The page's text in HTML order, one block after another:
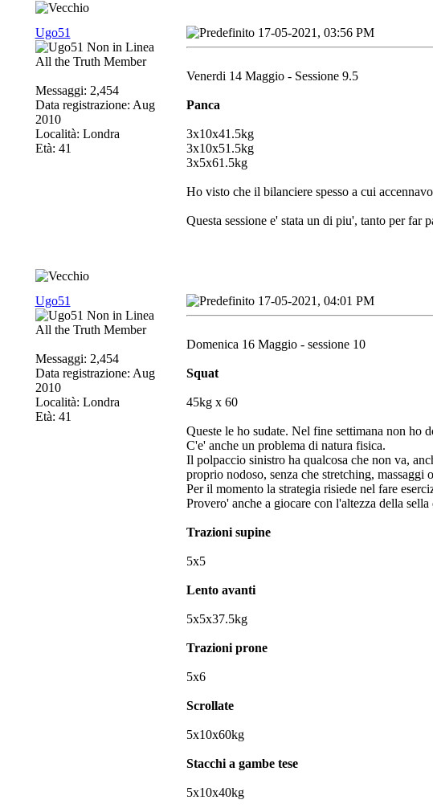
Ugo51
All the Truth Member
Messaggi: 2,454
Data registrazione: Aug
2010
Località: Londra
Età: 41
17-05-2021, 03:56 PM
Venerdi 14 Maggio - Sessione 9.5
Panca
3x10x41.5kg
3x10x51.5kg
3x5x61.5kg
Ho visto che il bilanciere spesso a cui
Questa sessione e' stata un di piu', tanto per far
Ugo51
All the Truth Member
Messaggi: 2,454
Data registrazione: Aug
2010
Località: Londra
Età: 41
17-05-2021, 04:01 PM
Domenica 16 Maggio - sessione 10
Squat
45kg x 60
Queste le ho sudate. Nel fine settimana non ho
C'e' anche un problema di natura fisica.
Il polpaccio sinistro ha qualcosa che non va,
proprio nodoso, senza che stretching,
Per il momento la strategia risiede nel fare
Provero' anche a giocare con l'altezza della
Trazioni supine
5x5
Lento avanti
5x5x37.5kg
Trazioni prone
5x6
Scrollate
5x10x60kg
Stacchi a gambe tese
5x10x40kg